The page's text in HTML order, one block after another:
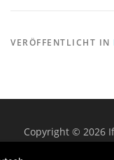
VERÖFFENTLICHT IN
Copyright © 2026